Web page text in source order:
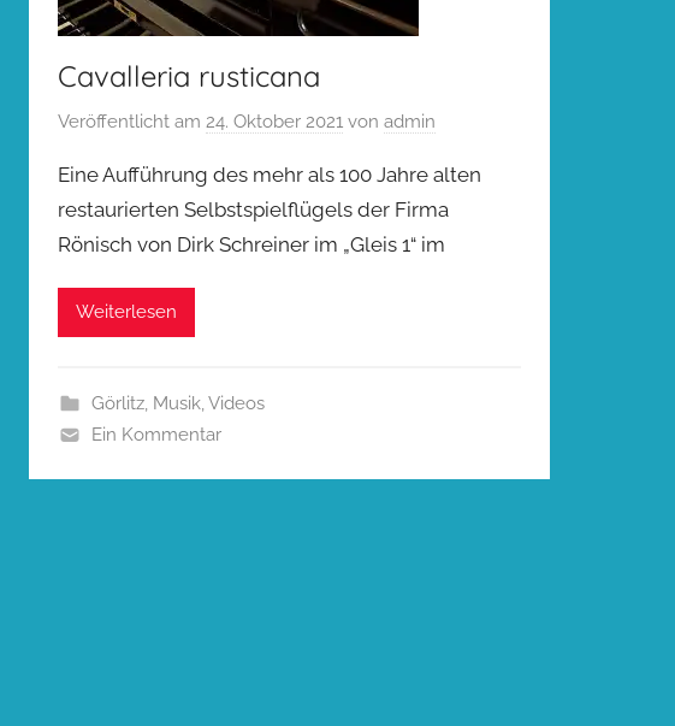
Cavalleria rusticana
Veröffentlicht am 24. Oktober 2021 von admin
Eine Aufführung des mehr als 100 Jahre alten
restaurierten Selbstspielflügels der Firma
Rönisch von Dirk Schreiner im „Gleis 1“ im
Weiterlesen
Görlitz, Musik,Videos
Ein Kommentar